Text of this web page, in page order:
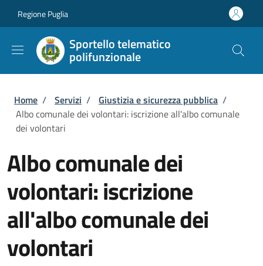
Regione Puglia
Sportello telematico
polifunzionale
Briciole di pane
Home / Servizi / Giustizia e sicurezza pubblica /
Albo comunale dei volontari: iscrizione all'albo comunale
dei volontari
Albo comunale dei
volontari: iscrizione
all'albo comunale dei
volontari